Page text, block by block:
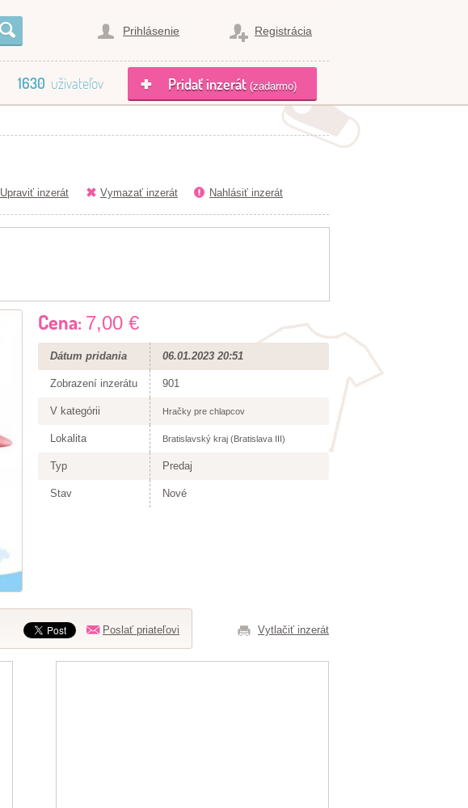
Prihlásenie Registrácia
Pridať inzerát (zadarmo)
1630 užívateľov
Upraviť inzerát Vymazať inzerát Nahlásiť inzerát
Cena: 7,00 €
Dátum pridania 06.01.2023 20:51
Zobrazení inzerátu 901
V kategórii Hračky pre chlapcov
Lokalita Bratislavský kraj (Bratislava III)
Typ Predaj
Stav Nové
Poslať priateľovi Vytlačiť inzerát